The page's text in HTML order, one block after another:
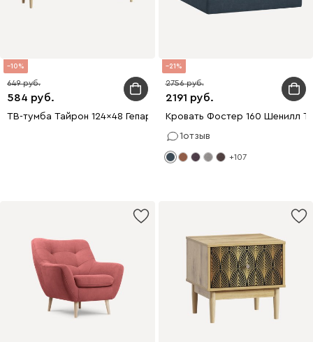
10
584
649
ТВ-тумба Тайрон 124x48 Гепард
21
2191
2756
Кровать Фостер 160 Шенилл
1отзыв
+107